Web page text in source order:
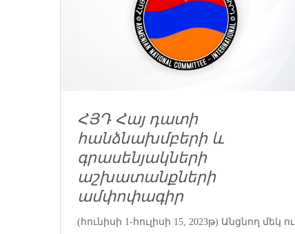
ՀՅԴ Հայ դատի
հանձնախմբերի և
գրասենյակների
աշխատանքների
ամփոփագիր
(հունիսի 1-հուլիսի 15, 2023թ) Անցնող մեկ ու